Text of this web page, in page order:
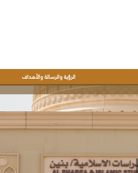
الرؤية والرسالة والأهداف